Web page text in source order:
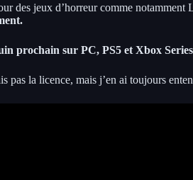
des jeux d’horreur comme
prochain sur PC, PS5 et Xbox
pas la licence, mais j’en ai toujours